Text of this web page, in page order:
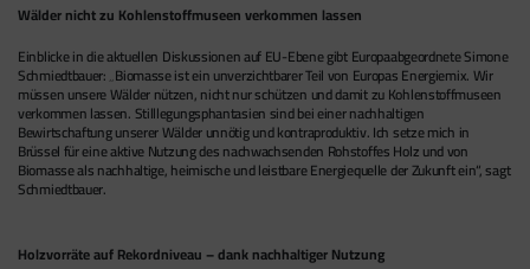
Wälder nicht zu Kohlenstoffmuseen verkommen lassen
Einblicke in die aktuellen Diskussionen auf EU-Ebene gibt Europaabgeordnete Simone
Schmiedtbauer: „Biomasse ist ein unverzichtbarer Teil von Europas Energiemix. Wir
müssen unsere Wälder nützen, nicht nur schützen und damit zu Kohlenstoffmuseen
verkommen lassen. Stilllegungsphantasien sind bei einer nachhaltigen
Bewirtschaftung unserer Wälder unnötig und kontraproduktiv. Ich setze mich in
Brüssel für eine aktive Nutzung des nachwachsenden Rohstoffes Holz und von
Biomasse als nachhaltige, heimische und leistbare Energiequelle der Zukunft ein“, sagt
Schmiedtbauer.
Holzvorräte auf Rekordniveau – dank nachhaltiger Nutzung